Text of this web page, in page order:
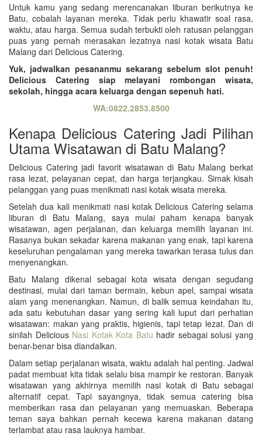
Untuk kamu yang sedang merencanakan liburan berikutnya ke
Batu, cobalah layanan mereka. Tidak perlu khawatir soal rasa,
waktu, atau harga. Semua sudah terbukti oleh ratusan pelanggan
puas yang pernah merasakan lezatnya nasi kotak wisata Batu
Malang dari Delicious Catering.
Yuk, jadwalkan pesananmu sekarang sebelum slot penuh!
Delicious Catering siap melayani rombongan wisata,
sekolah, hingga acara keluarga dengan sepenuh hati.
WA:0822.2853.8500
Kenapa Delicious Catering Jadi Pilihan
Utama Wisatawan di Batu Malang?
Delicious Catering jadi favorit wisatawan di Batu Malang berkat
rasa lezat, pelayanan cepat, dan harga terjangkau. Simak kisah
pelanggan yang puas menikmati nasi kotak wisata mereka.
Setelah dua kali menikmati nasi kotak Delicious Catering selama
liburan di Batu Malang, saya mulai paham kenapa banyak
wisatawan, agen perjalanan, dan keluarga memilih layanan ini.
Rasanya bukan sekadar karena makanan yang enak, tapi karena
keseluruhan pengalaman yang mereka tawarkan terasa tulus dan
menyenangkan.
Batu Malang dikenal sebagai kota wisata dengan segudang
destinasi, mulai dari taman bermain, kebun apel, sampai wisata
alam yang menenangkan. Namun, di balik semua keindahan itu,
ada satu kebutuhan dasar yang sering kali luput dari perhatian
wisatawan: makan yang praktis, higienis, tapi tetap lezat. Dan di
sinilah Delicious Nasi Kotak Kota Batu hadir sebagai solusi yang
benar-benar bisa diandalkan.
Dalam setiap perjalanan wisata, waktu adalah hal penting. Jadwal
padat membuat kita tidak selalu bisa mampir ke restoran. Banyak
wisatawan yang akhirnya memilih nasi kotak di Batu sebagai
alternatif cepat. Tapi sayangnya, tidak semua catering bisa
memberikan rasa dan pelayanan yang memuaskan. Beberapa
teman saya bahkan pernah kecewa karena makanan datang
terlambat atau rasa lauknya hambar.